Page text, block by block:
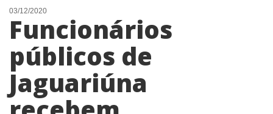
NOTÍCIAS
LISTA DIGITAL
CONTATO
ANUNCIE
03/12/2020
Funcionários
públicos de
Jaguariúna